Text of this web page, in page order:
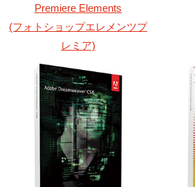
Premiere Elements
(フォトショップエレメンツプ
レミア)